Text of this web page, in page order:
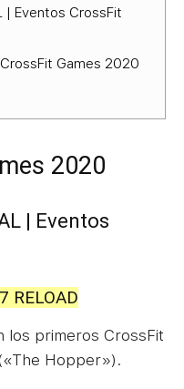
| Eventos CrossFit
Games 2020
2020
| Eventos
RELOAD
los primeros CrossFit
Hopper»).